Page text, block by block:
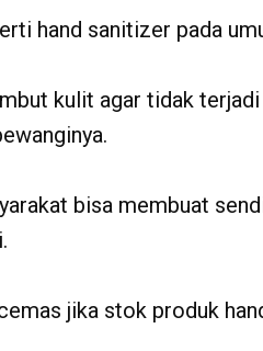
hand sanitizer pada
kulit agar tidak
bisa membuat
jika stok produk